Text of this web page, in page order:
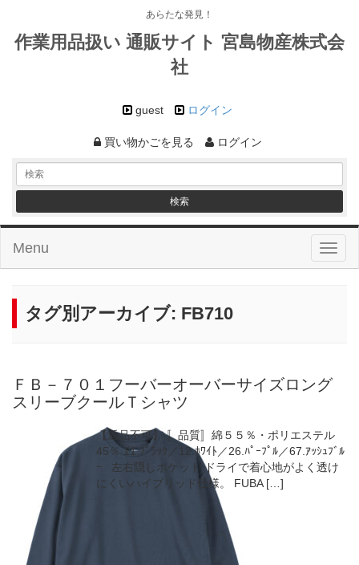
あらたな発見！
作業用品扱い 通販サイト 宮島物産株式会
社
guest ログイン
買い物かごを見る ログイン
Menu
タグ別アーカイブ: FB710
ＦＢ－７０１フーバーオーバーサイズロング
スリーブクールＴシャツ
【返品不可】 〚品質〛綿５５％・ポリエステル
45％ 11.ﾌﾞﾗｯｸ／12.ﾎﾜｲﾄ／26.ﾊﾟｰﾌﾟﾙ／67.ｱｯｼｭﾌﾞﾙ
ｰ 左右隠しポケット ドライで着心地がよく透け
にくいハイブリッド仕様。 FUBA […]